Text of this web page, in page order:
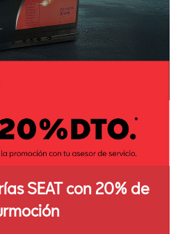
SEAT con 20% de